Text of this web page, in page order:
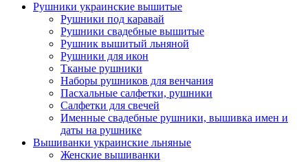
Рушники украинские вышитые
Рушники под каравай
Рушники свадебные вышитые
Рушник вышитый льняной
Рушники для икон
Тканые рушники
Наборы рушников для венчания
Пасхальные салфетки, рушники
Салфетки для свечей
Именные свадебные рушники, вышивка имен и
даты на рушнике
Вышиванки украинские льняные
Женские вышиванки